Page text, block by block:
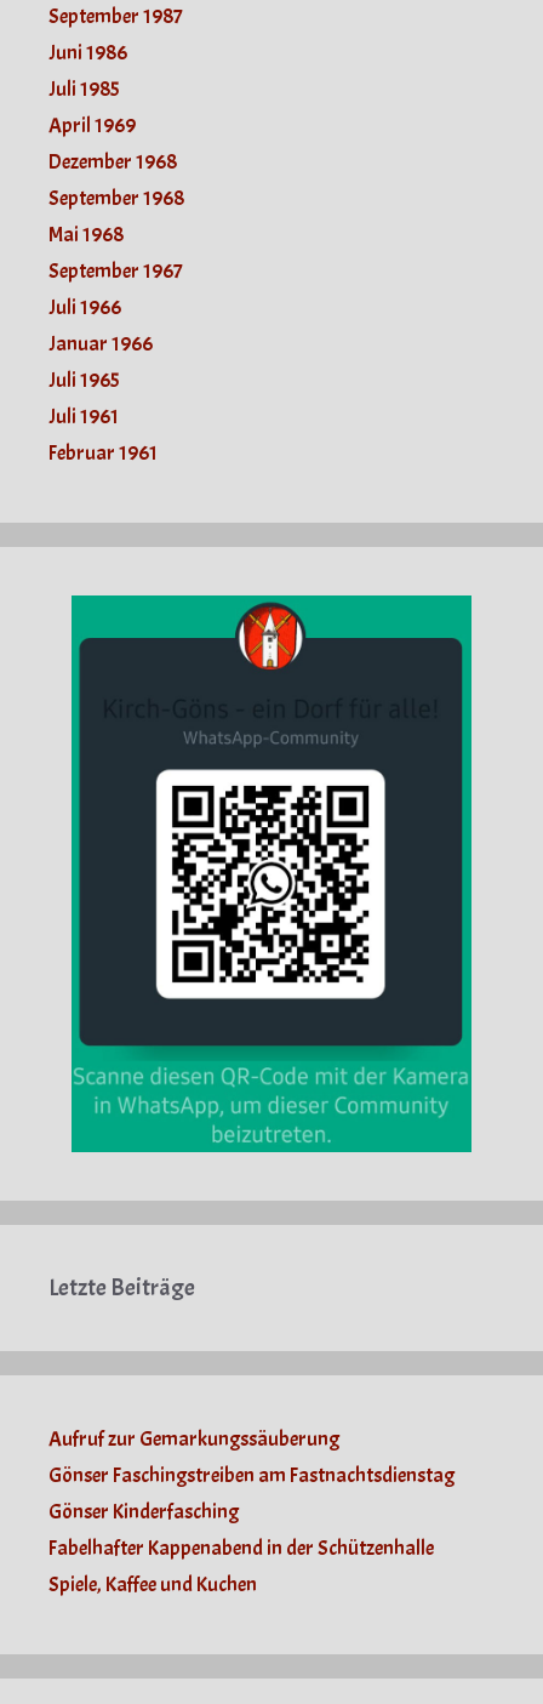
September 1987
Juni 1986
Juli 1985
April 1969
Dezember 1968
September 1968
Mai 1968
September 1967
Juli 1966
Januar 1966
Juli 1965
Juli 1961
Februar 1961
Letzte Beiträge
Aufruf zur Gemarkungssäuberung
Gönser Faschingstreiben am Fastnachtsdienstag
Gönser Kinderfasching
Fabelhafter Kappenabend in der Schützenhalle
Spiele, Kaffee und Kuchen